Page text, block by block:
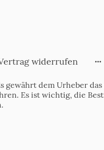
widerrufen
gewährt dem Urheber
Es ist wichtig, die